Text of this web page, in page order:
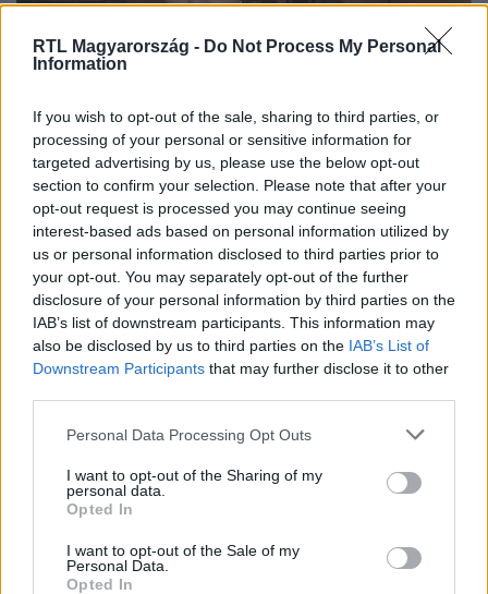
RTL Magyarország - Do Not Process My Personal
Information
If you wish to opt-out of the sale, sharing to third parties, or
processing of your personal or sensitive information for
targeted advertising by us, please use the below opt-out
section to confirm your selection. Please note that after your
opt-out request is processed you may continue seeing
interest-based ads based on personal information utilized by
us or personal information disclosed to third parties prior to
your opt-out. You may separately opt-out of the further
disclosure of your personal information by third parties on the
IAB’s list of downstream participants. This information may
also be disclosed by us to third parties on the IAB’s List of
Downstream Participants that may further disclose it to other
Please note that this website/app uses one or more Google
not limited to your visit or usage behaviour. You may click to
grant or deny consent to Google and its third-party tags to
use your data for below specified purposes in below Google
consent section.
Personal Data Processing Opt Outs
I want to opt-out of the Sharing of my
personal data.
Opted In
I want to opt-out of the Sale of my
Personal Data.
Opted In
2024. augusztus 26. 8:22
Kézjel a kaposvári boltban: nyolc perc alatt értek
ki a rendőrök a veszélyben lévő nőhöz
Béres Annabella volt az, aki felismerte a veszélyben lévő
hölgy kézjelét, és feltűnés nélkül kihívta a rendőrséget. A
kaposvári bolt eladója a Reggeliben beszámolt arról,
hogyan élte meg a történteket.